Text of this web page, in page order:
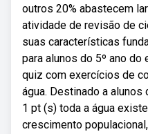
outros 20% abastecem
atividade de revisão de
suas características
para alunos do 5º ano
quiz com exercícios de
água. Destinado a
1 pt (s) toda a água
crescimento